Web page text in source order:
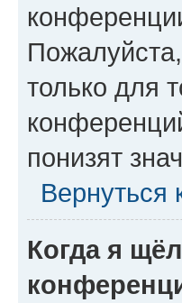
только для
понизят
Вернуться
Когда я